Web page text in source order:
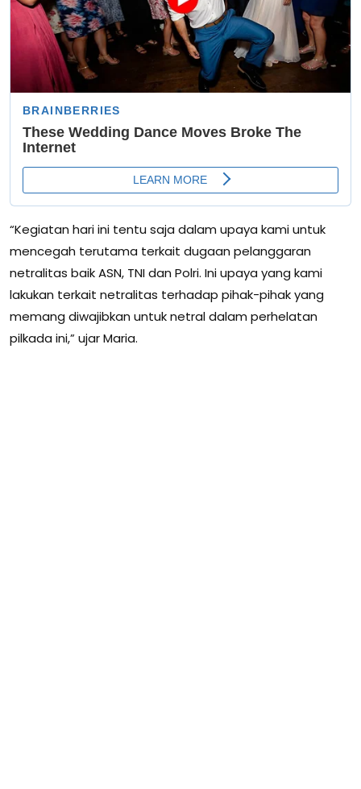
“Kegiatan hari ini tentu saja dalam upaya kami untuk
mencegah terutama terkait dugaan pelanggaran
netralitas baik ASN, TNI dan Polri. Ini upaya yang kami
lakukan terkait netralitas terhadap pihak-pihak yang
memang diwajibkan untuk netral dalam perhelatan
pilkada ini,” ujar Maria.